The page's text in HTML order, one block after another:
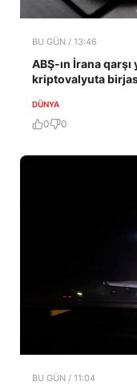
BU GÜN / 13:46
ABŞ-ın İrana
kriptovalyuta
DÜNYA
0 0
BU GÜN / 11:04